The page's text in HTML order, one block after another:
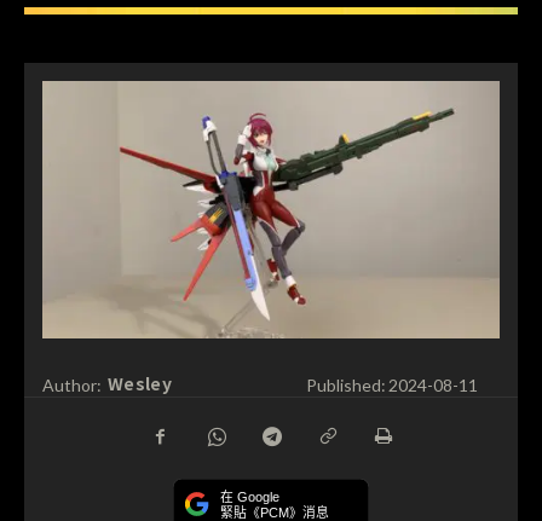
Author: Wesley Published: 2024-08-11
在 Google
緊貼《PCM》消息